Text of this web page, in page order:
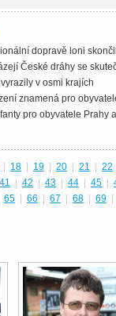
dopravě loni
České dráhy se
v osmi krajích
znamená pro
pro obyvatele Prahy a
18 19 20 21 22
41 42 43 44 45
65 66 67 68 69